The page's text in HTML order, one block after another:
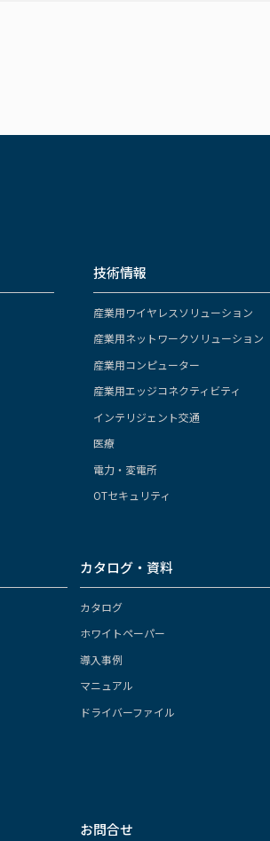
技術情報
産業用ワイヤレスソリューション
産業用ネットワークソリューション
産業用コンピューター
産業用エッジコネクティビティ
インテリジェント交通
医療
電力・変電所
OTセキュリティ
カタログ・資料
カタログ
ホワイトペーパー
導入事例
マニュアル
ドライバーファイル
お問合せ